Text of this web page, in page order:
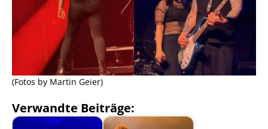
(Fotos by Martin Geier)
Verwandte Beiträge: